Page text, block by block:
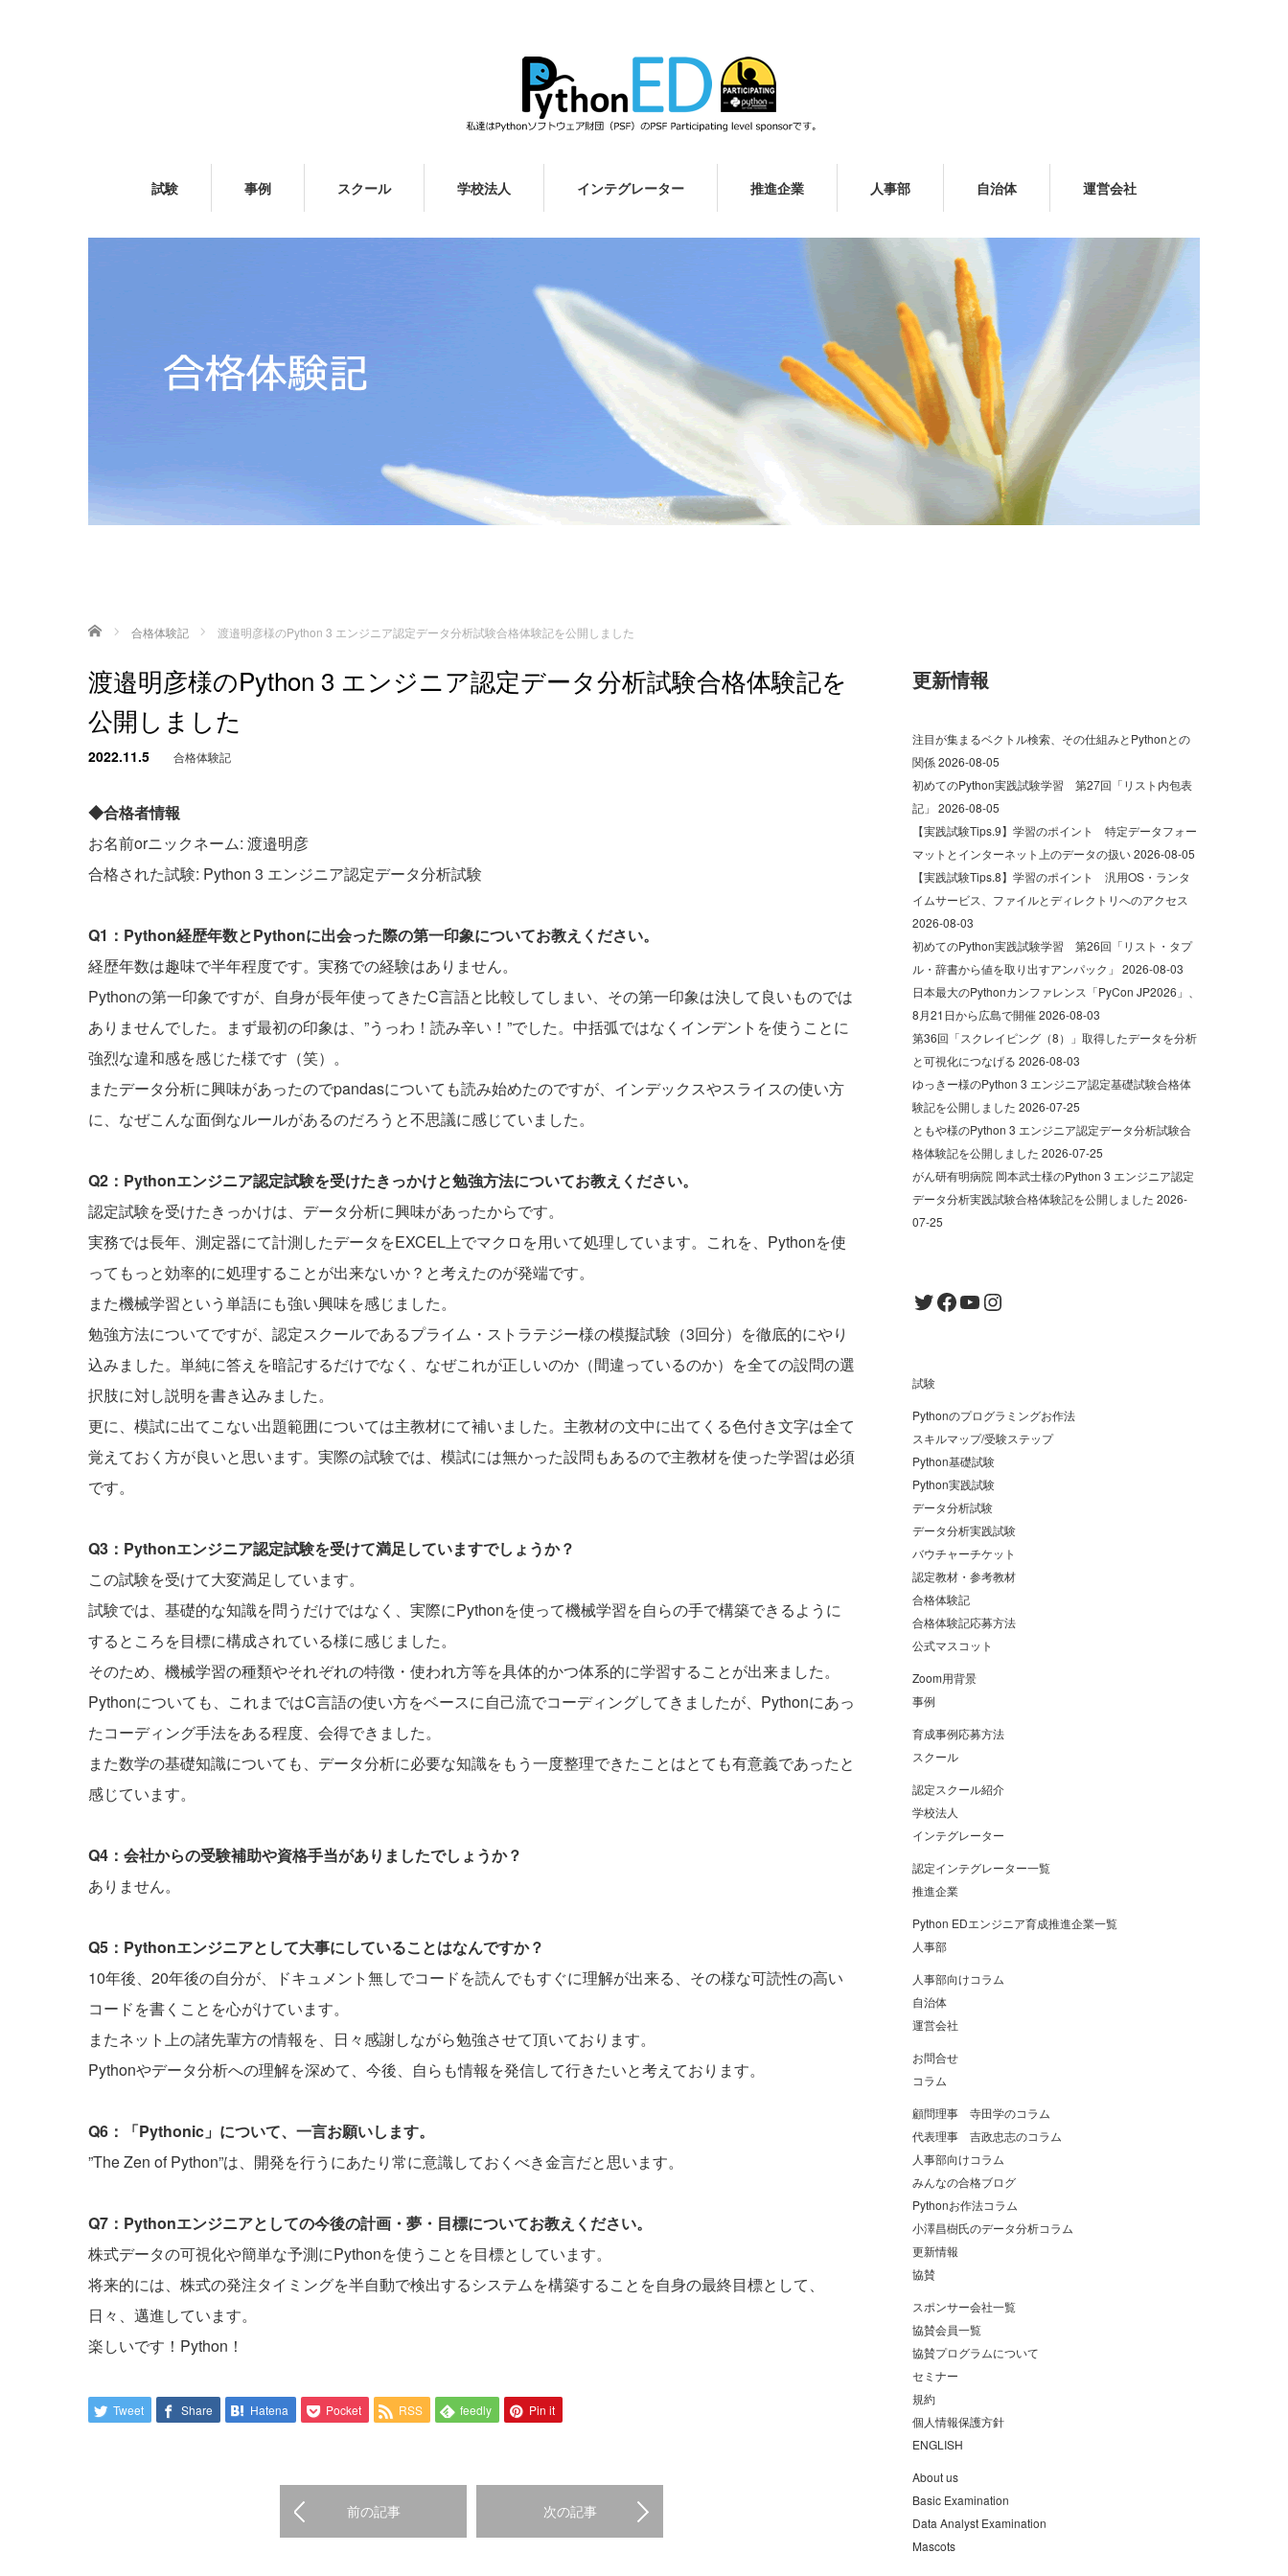
試験 事例 スクール 学校法人 インテグレーター 推進企業 人事部 自治体 運営会社
ホーム 合格体験記 渡邉明彦様のPython 3 エンジニア認定データ分析試験合格体験記を公開しました
渡邉明彦様のPython 3 エンジニア認定データ分析試験合格体験記を
公開しました
2022.11.5 合格体験記
◆合格者情報
お名前orニックネーム: 渡邉明彦
合格された試験: Python 3 エンジニア認定データ分析試験
Q1：Python経歴年数とPythonに出会った際の第一印象についてお教えください。
経歴年数は趣味で半年程度です。実務での経験はありません。
Pythonの第一印象ですが、自身が長年使ってきたC言語と比較してしまい、その第一印象は決して良いものでは
ありませんでした。まず最初の印象は、”うっわ！読み辛い！”でした。中括弧ではなくインデントを使うことに
強烈な違和感を感じた様です（笑）。
またデータ分析に興味があったのでpandasについても読み始めたのですが、インデックスやスライスの使い方
に、なぜこんな面倒なルールがあるのだろうと不思議に感じていました。
Q2：Pythonエンジニア認定試験を受けたきっかけと勉強方法についてお教えください。
認定試験を受けたきっかけは、データ分析に興味があったからです。
実務では長年、測定器にて計測したデータをEXCEL上でマクロを用いて処理しています。これを、Pythonを使
ってもっと効率的に処理することが出来ないか？と考えたのが発端です。
また機械学習という単語にも強い興味を感じました。
勉強方法についてですが、認定スクールであるプライム・ストラテジー様の模擬試験（3回分）を徹底的にやり
込みました。単純に答えを暗記するだけでなく、なぜこれが正しいのか（間違っているのか）を全ての設問の選
択肢に対し説明を書き込みました。
更に、模試に出てこない出題範囲については主教材にて補いました。主教材の文中に出てくる色付き文字は全て
覚えておく方が良いと思います。実際の試験では、模試には無かった設問もあるので主教材を使った学習は必須
です。
Q3：Pythonエンジニア認定試験を受けて満足していますでしょうか？
この試験を受けて大変満足しています。
試験では、基礎的な知識を問うだけではなく、実際にPythonを使って機械学習を自らの手で構築できるように
するところを目標に構成されている様に感じました。
そのため、機械学習の種類やそれぞれの特徴・使われ方等を具体的かつ体系的に学習することが出来ました。
Pythonについても、これまではC言語の使い方をベースに自己流でコーディングしてきましたが、Pythonにあっ
たコーディング手法をある程度、会得できました。
また数学の基礎知識についても、データ分析に必要な知識をもう一度整理できたことはとても有意義であったと
感じています。
Q4：会社からの受験補助や資格手当がありましたでしょうか？
ありません。
Q5：Pythonエンジニアとして大事にしていることはなんですか？
10年後、20年後の自分が、ドキュメント無しでコードを読んでもすぐに理解が出来る、その様な可読性の高い
コードを書くことを心がけています。
またネット上の諸先輩方の情報を、日々感謝しながら勉強させて頂いております。
Pythonやデータ分析への理解を深めて、今後、自らも情報を発信して行きたいと考えております。
Q6：「Pythonic」について、一言お願いします。
”The Zen of Python”は、開発を行うにあたり常に意識しておくべき金言だと思います。
Q7：Pythonエンジニアとしての今後の計画・夢・目標についてお教えください。
株式データの可視化や簡単な予測にPythonを使うことを目標としています。
将来的には、株式の発注タイミングを半自動で検出するシステムを構築することを自身の最終目標として、
日々、邁進しています。
楽しいです！Python！
Tweet Share Hatena Pocket RSS feedly Pin it
前の記事 次の記事
更新情報
注目が集まるベクトル検索、その仕組みとPythonとの
関係2026-08-05
初めてのPython実践試験学習 第27回「リスト内包表
記」 2026-08-05
【実践試験Tips.9】学習のポイント 特定データフォー
マットとインターネット上のデータの扱い2026-08-05
【実践試験Tips.8】学習のポイント 汎用OS・ランタ
イムサービス、ファイルとディレクトリへのアクセス
2026-08-03
初めてのPython実践試験学習 第26回「リスト・タプ
ル・辞書から値を取り出すアンパック」 2026-08-03
日本最大のPythonカンファレンス「PyCon JP2026」、
8月21日から広島で開催2026-08-03
第36回「スクレイピング（8）」取得したデータを分析
と可視化につなげる 2026-08-03
ゆっきー様のPython 3 エンジニア認定基礎試験合格体
験記を公開しました 2026-07-25
ともや様のPython 3 エンジニア認定データ分析試験合
格体験記を公開しました 2026-07-25
がん研有明病院 岡本武士様のPython 3 エンジニア認定
データ分析実践試験合格体験記を公開しました 2026-
07-25
Twitter
Facebook
YouTube
Instagram
試験
Pythonのプログラミングお作法
スキルマップ/受験ステップ
Python基礎試験
Python実践試験
データ分析試験
データ分析実践試験
バウチャーチケット
認定教材・参考教材
合格体験記
合格体験記応募方法
公式マスコット
Zoom用背景
事例
育成事例応募方法
スクール
認定スクール紹介
学校法人
インテグレーター
認定インテグレーター一覧
推進企業
Python EDエンジニア育成推進企業一覧
人事部
人事部向けコラム
自治体
運営会社
お問合せ
コラム
顧問理事 寺田学のコラム
代表理事 吉政忠志のコラム
人事部向けコラム
みんなの合格ブログ
Pythonお作法コラム
小澤昌樹氏のデータ分析コラム
更新情報
協賛
スポンサー会社一覧
協賛会員一覧
協賛プログラムについて
セミナー
規約
個人情報保護方針
ENGLISH
About us
Basic Examination
Data Analyst Examination
Mascots